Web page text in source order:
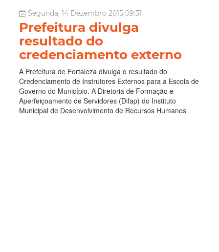
Segunda, 14 Dezembro 2015 09:31
Prefeitura divulga
resultado do
credenciamento externo
A Prefeitura de Fortaleza divulga o resultado do
Credenciamento de Instrutores Externos para a Escola de
Governo do Município. A Diretoria de Formação e
Aperfeiçoamento de Servidores (Difap) do Instituto
Municipal de Desenvolvimento de Recursos Humanos